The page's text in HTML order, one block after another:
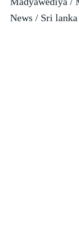
News / Sri